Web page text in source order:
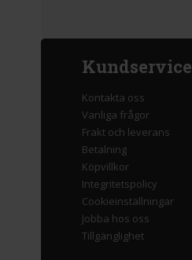
Kundservice
Kontakta oss
Vanliga frågor
Frakt och leverans
Betalning
Köpvillkor
Integritetspolicy
Cookieinställningar
Jobba hos oss
Tillgänglighet